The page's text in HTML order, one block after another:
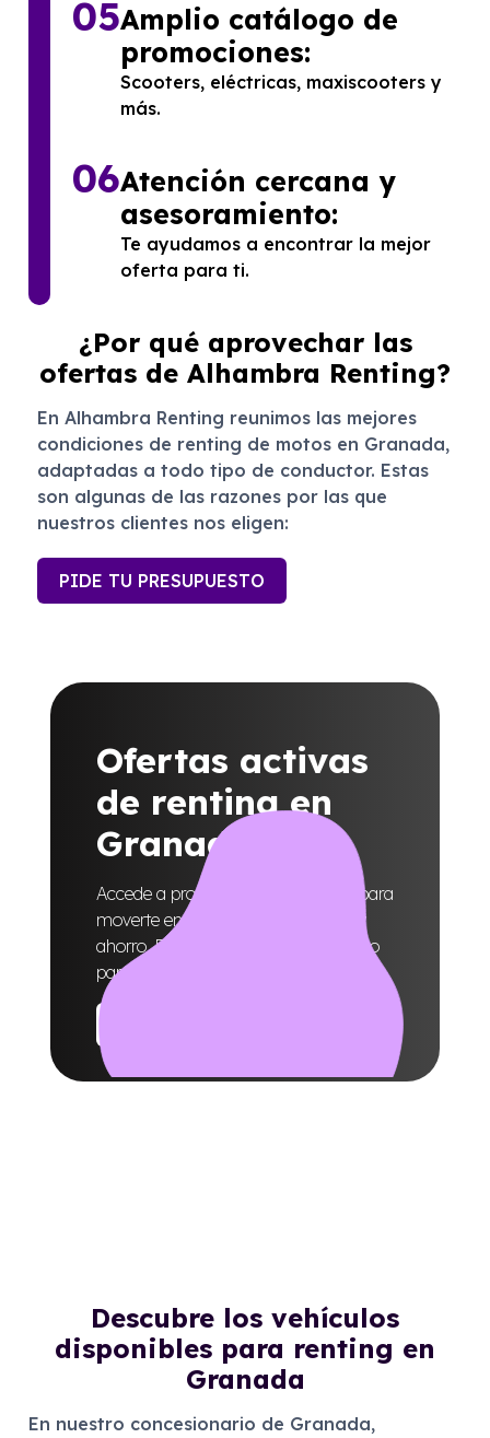
¿Por qué aprovechar las
ofertas de Alhambra Renting?
En Alhambra Renting reunimos las mejores
condiciones de renting de motos en Granada,
adaptadas a todo tipo de conductor. Estas
son algunas de las razones por las que
nuestros clientes nos eligen:
PIDE TU PRESUPUESTO
05Amplio catálogo de
promociones:
Scooters, eléctricas, maxiscooters y
más.
06Atención cercana y
asesoramiento:
Te ayudamos a encontrar la mejor
oferta para ti.
Ofertas activas
de renting en
Granada
Accede a promociones diseñadas para
moverte en moto con comodidad y
ahorro. Encuentra el modelo perfecto
para tu día a día.
Descubre los vehículos
disponibles para renting en
Granada
En nuestro concesionario de Granada,